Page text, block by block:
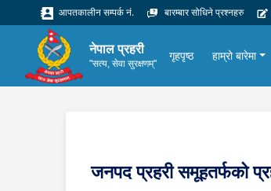
आपतकालीन सम्पर्क नं. बारम्बार सोधिने प्रश्नहरु
नेपाल प्रहरी
"सत्य, सेवा सुरक्षणम्"
गृहपृष्ठ हाम्रो बारेमा
जनपद प्रहरी समूहतर्फको